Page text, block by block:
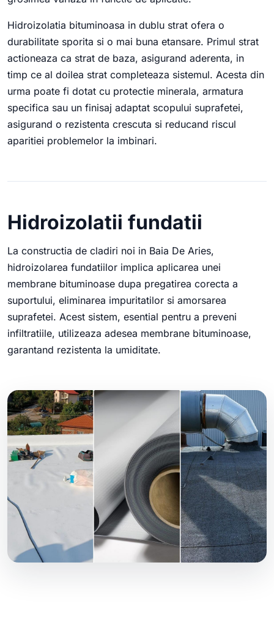
Hidroizolatia bituminoasa in dublu strat ofera o
durabilitate sporita si o mai buna etansare. Primul strat
actioneaza ca strat de baza, asigurand aderenta, in
timp ce al doilea strat completeaza sistemul. Acesta din
urma poate fi dotat cu protectie minerala, armatura
specifica sau un finisaj adaptat scopului suprafetei,
asigurand o rezistenta crescuta si reducand riscul
aparitiei problemelor la imbinari.
Hidroizolatii fundatii
La constructia de cladiri noi in Baia De Aries,
hidroizolarea fundatiilor implica aplicarea unei
membrane bituminoase dupa pregatirea corecta a
suportului, eliminarea impuritatilor si amorsarea
suprafetei. Acest sistem, esential pentru a preveni
infiltratiile, utilizeaza adesea membrane bituminoase,
garantand rezistenta la umiditate.